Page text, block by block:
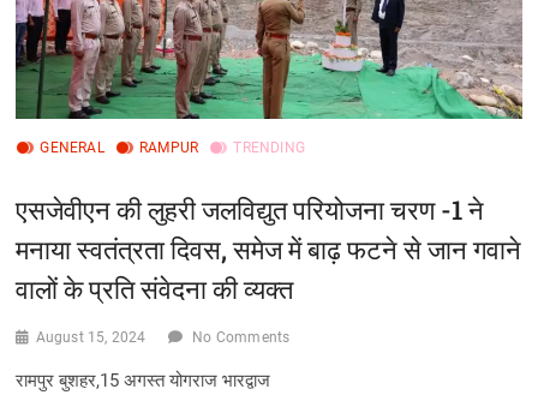
GENERAL RAMPUR TRENDING
एसजेवीएन की लुहरी जलविद्युत परियोजना चरण -1 ने
मनाया स्वतंत्रता दिवस, समेज में बाढ़ फटने से जान गवाने
वालों के प्रति संवेदना की व्यक्त
August 15, 2024 No Comments
रामपुर बुशहर,15 अगस्त योगराज भारद्वाज